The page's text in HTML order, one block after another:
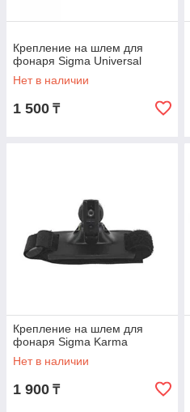
Крепление на шлем для
фонаря Sigma Universal
Нет в наличии
1 500 ₸
Крепление на шлем для
фонаря Sigma Karma
Нет в наличии
1 900 ₸